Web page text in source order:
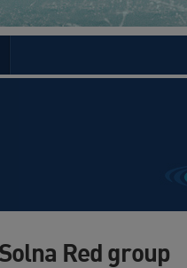
Red group